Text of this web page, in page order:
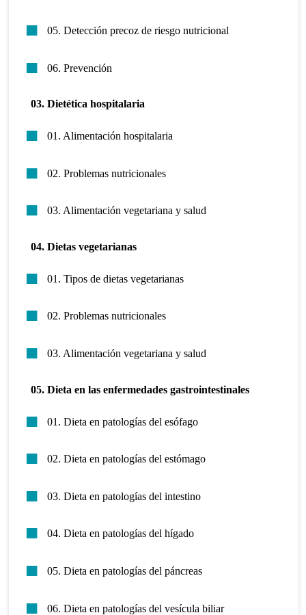
05. Detección precoz de riesgo nutricional
06. Prevención
03. Dietética hospitalaria
01. Alimentación hospitalaria
02. Problemas nutricionales
03. Alimentación vegetariana y salud
04. Dietas vegetarianas
01. Tipos de dietas vegetarianas
02. Problemas nutricionales
03. Alimentación vegetariana y salud
05. Dieta en las enfermedades gastrointestinales
01. Dieta en patologías del esófago
02. Dieta en patologías del estómago
03. Dieta en patologías del intestino
04. Dieta en patologías del hígado
05. Dieta en patologías del páncreas
06. Dieta en patologías del vesícula biliar